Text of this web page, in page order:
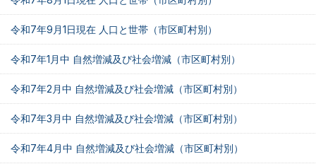
令和7年9月1日現在 人口と世帯（市区町村別）
令和7年1月中 自然増減及び社会増減（市区町村別）
令和7年2月中 自然増減及び社会増減（市区町村別）
令和7年3月中 自然増減及び社会増減（市区町村別）
令和7年4月中 自然増減及び社会増減（市区町村別）